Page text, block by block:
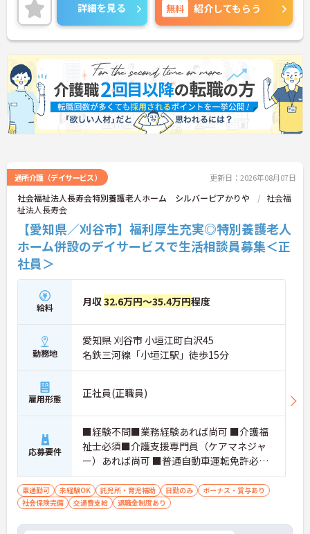
詳細を見る 無料 紹介してもらう
通所介護（デイサービス） 更新日：2026年08月07日
社会福祉法人長寿会特別養護老人ホーム シルバーピアかりや
社会福
祉法人長寿会
【愛知県／刈谷市】福利厚生充実◎特別養護老人
ホーム併設のデイサービスで生活相談員募集＜正
社員＞
給料 月収32.6万円～35.4万円程度
勤務地
愛知県 刈谷市 小垣江町白沢45
名鉄三河線「小垣江駅」徒歩15分
雇用形態 正社員(正職員)
応募要件
■経験不問■業務経験あれば尚可 ■介護福
祉士必須■介護支援専門員（ケアマネジャ
ー）あれば尚可 ■普通自動車運転免許必須
■Word、Excelの基本操作できれば尚可
車通勤可 未経験OK 託児所・育児補助 日勤のみ
ボーナス・賞与あり
社会保険完備
交通費支給 退職金制度あり